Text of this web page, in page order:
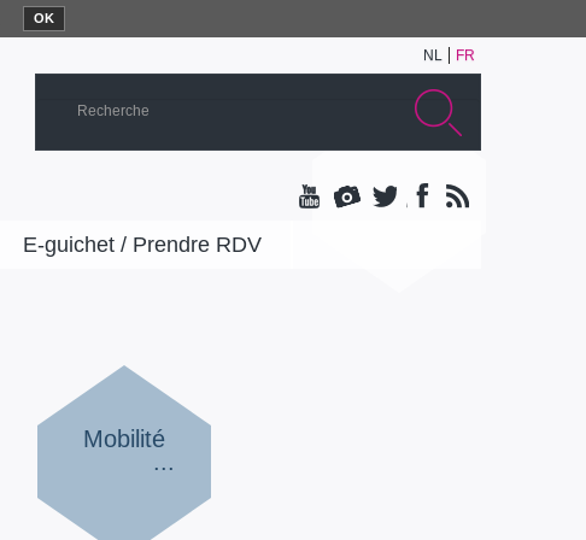
OK
NL FR
E-guichet / Prendre RDV
Mobilité
...